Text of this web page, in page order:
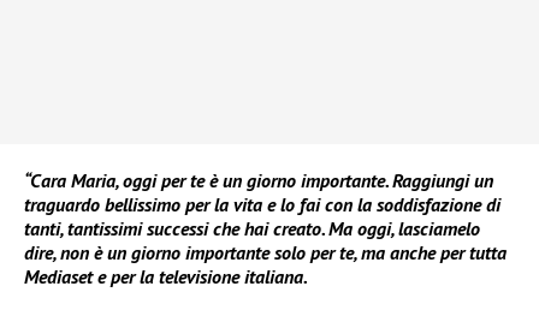
“Cara Maria, oggi per te è un giorno importante. Raggiungi un
traguardo bellissimo per la vita e lo fai con la soddisfazione di
tanti, tantissimi successi che hai creato. Ma oggi, lasciamelo
dire, non è un giorno importante solo per te, ma anche per tutta
Mediaset e per la televisione italiana.